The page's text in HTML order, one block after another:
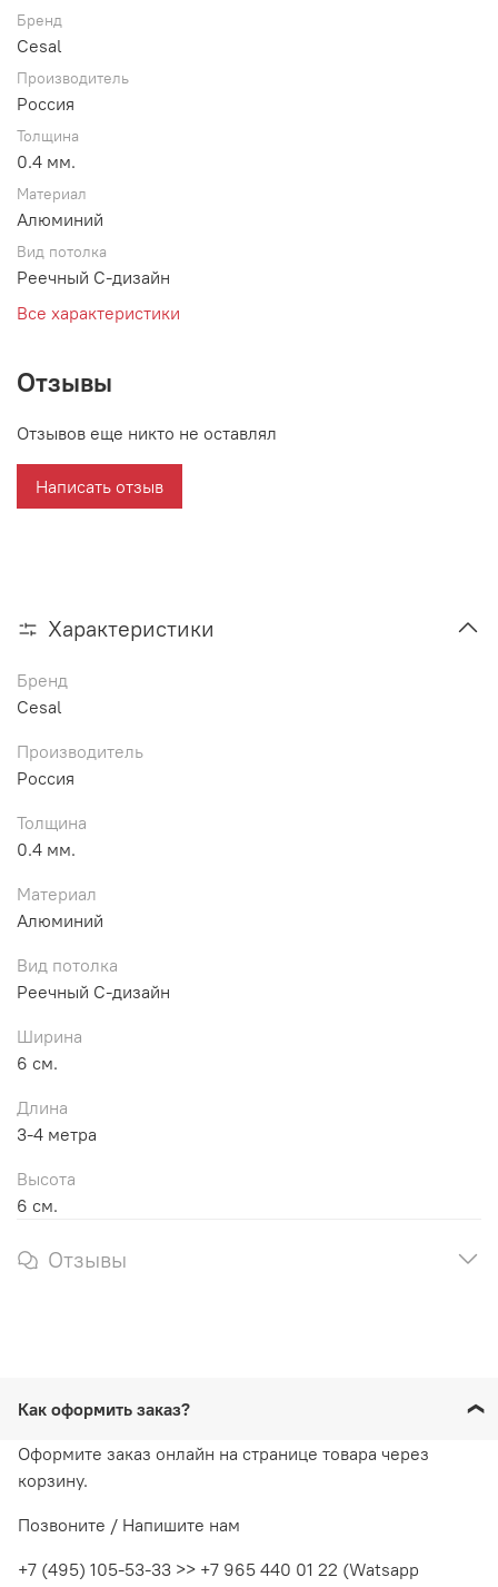
Бренд
Cesal
Производитель
Россия
Толщина
0.4 мм.
Материал
Алюминий
Вид потолка
Реечный С-дизайн
Все характеристики
Отзывы
Отзывов еще никто не оставлял
Написать отзыв
Характеристики
Бренд
Cesal
Производитель
Россия
Толщина
0.4 мм.
Материал
Алюминий
Вид потолка
Реечный С-дизайн
Ширина
6 см.
Длина
3-4 метра
Высота
6 см.
Отзывы
Как оформить заказ?
Оформите заказ онлайн на странице товара через
корзину.
Позвоните / Напишите нам
+7 (495) 105-53-33 >> +7 965 440 01 22 (Watsapp